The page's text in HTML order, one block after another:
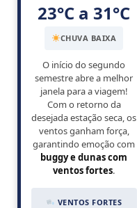
23°C a 31°C
CHUVA BAIXA
O início do segundo
semestre abre a melhor
janela para a viagem!
Com o retorno da
desejada estação seca, os
ventos ganham força,
garantindo emoção com
buggy e dunas com
ventos fortes.
VENTOS FORTES